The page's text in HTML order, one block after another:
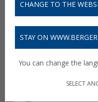
CHANGE TO THE
STAY ON
You can change the
SELECT